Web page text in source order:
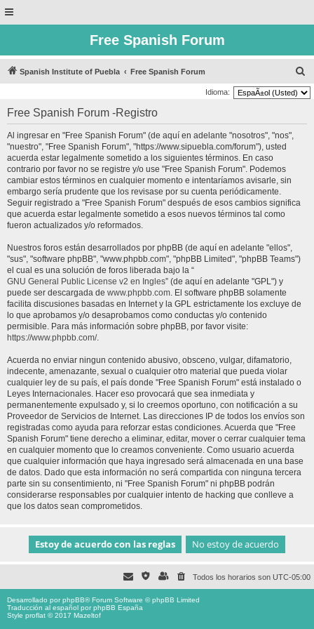
Free Spanish Forum
Spanish Institute of Puebla Free Spanish Forum
u
Idioma:
Free Spanish Forum -Registro
Al ingresar en "Free Spanish Forum" (de aquí en adelante "nosotros", "nos",
"nuestro", "Free Spanish Forum", "https://www.sipuebla.com/forum"), usted
acuerda estar legalmente sometido a los siguientes términos. En caso
contrario por favor no se registre y/o use "Free Spanish Forum". Podemos
cambiar estos términos en cualquier momento e intentaríamos avisarle, sin
embargo sería prudente que los revisase por su cuenta periódicamente.
Seguir registrado a "Free Spanish Forum" después de esos cambios significa
que acuerda estar legalmente sometido a esos nuevos términos tal como
fueron actualizados y/o reformados.
Nuestros foros están desarrollados por phpBB (de aquí en adelante "ellos",
"sus", "software phpBB", "www.phpbb.com", "phpBB Limited", "phpBB Teams")
el cual es una solución de foros liberada bajo la “
GNU General Public License v2 en Ingles” (de aquí en adelante "GPL") y
puede ser descargada de www.phpbb.com. El software phpBB solamente
facilita discusiones basadas en Internet y la GPL estrictamente los excluye de
lo que aprobamos y/o desaprobamos como conductas y/o contenido
permisible. Para más información sobre phpBB, por favor visite:
https://www.phpbb.com/.
Acuerda no enviar ningun contenido abusivo, obsceno, vulgar, difamatorio,
indecente, amenazante, sexual o cualquier otro material que pueda violar
cualquier ley de su país, el país donde "Free Spanish Forum" está instalado o
Leyes Internacionales. Hacer eso provocará que sea inmediata y
permanentemente expulsado y, si lo creemos oportuno, con notificación a su
Proveedor de Servicios de Internet. Las direcciones IP de todos los envíos son
registradas como ayuda para reforzar estas condiciones. Acuerda que "Free
Spanish Forum" tiene derecho a eliminar, editar, mover o cerrar cualquier tema
en cualquier momento que lo creamos conveniente. Como usuario acuerda
que cualquier información que haya ingresado será almacenada en una base
de datos. Dado que esta información no será compartida con ninguna tercera
parte sin su consentimiento, ni "Free Spanish Forum" ni phpBB podrán
considerarse responsables por cualquier intento de hacking que conlleve a
que los datos sean comprometidos.
Todos los horarios son UTC-05:00
Desarrollado porphpBB® Forum Software © phpBB Limited
Traducción al español porphpBB España
Style proflat © 2017 Mazeltof